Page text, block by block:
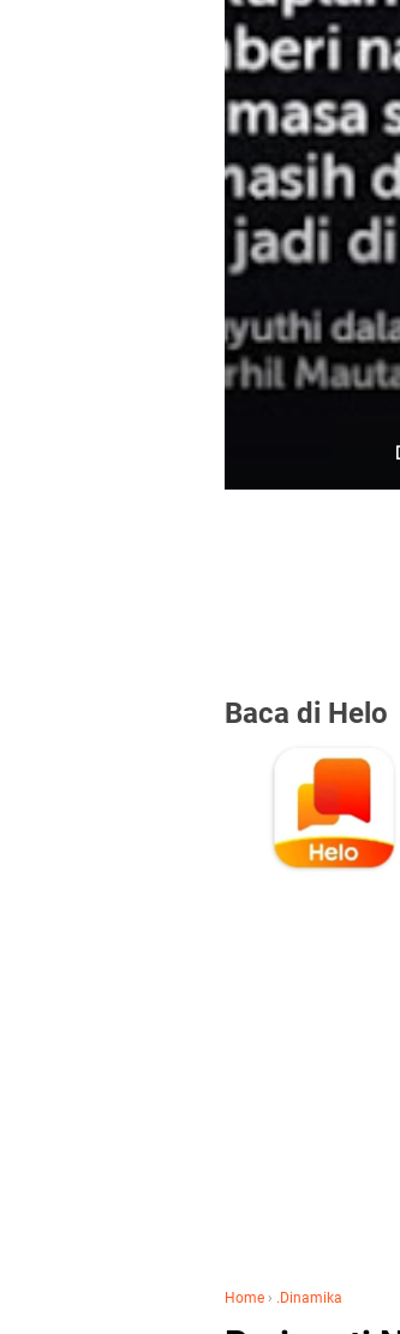
Baca di Helo
Home › .Dinamika